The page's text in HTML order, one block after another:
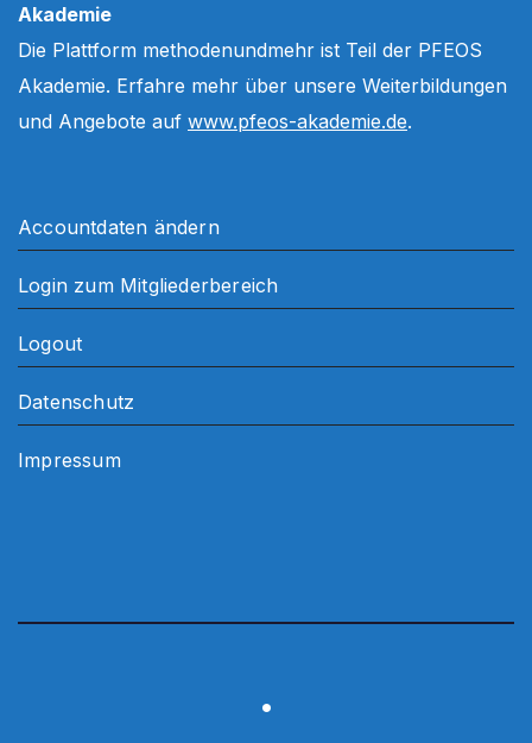
Akademie
Die Plattform methodenundmehr ist Teil der PFEOS
Akademie. Erfahre mehr über unsere Weiterbildungen
und Angebote auf www.pfeos-akademie.de.
Accountdaten ändern
Login zum Mitgliederbereich
Logout
Datenschutz
Impressum
.